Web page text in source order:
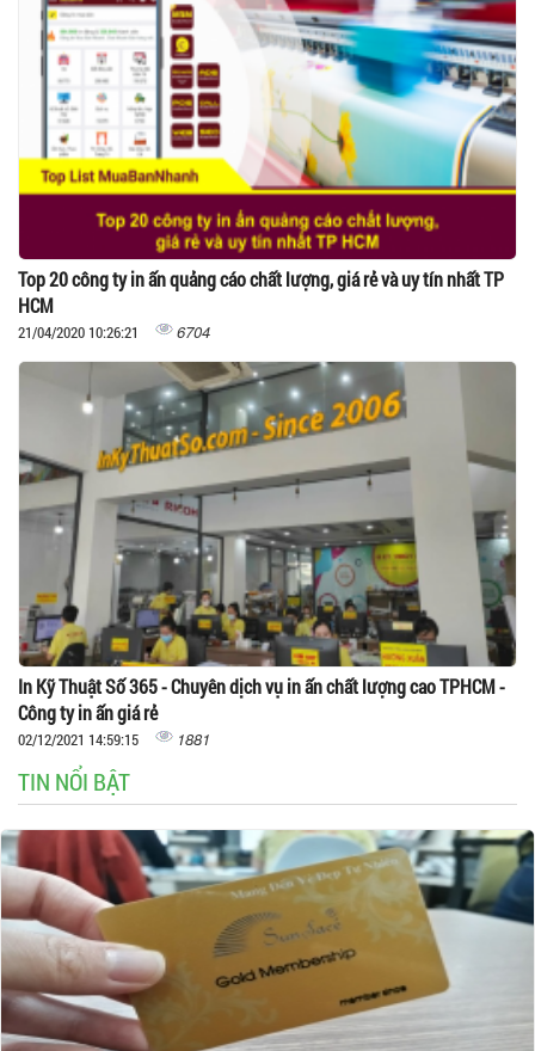
Top 20 công ty in ấn quảng cáo chất lượng, giá rẻ và uy tín nhất TP
HCM
21/04/2020 10:26:21 6704
In Kỹ Thuật Số 365 - Chuyên dịch vụ in ấn chất lượng cao TPHCM -
Công ty in ấn giá rẻ
02/12/2021 14:59:15 1881
TIN NỔI BẬT